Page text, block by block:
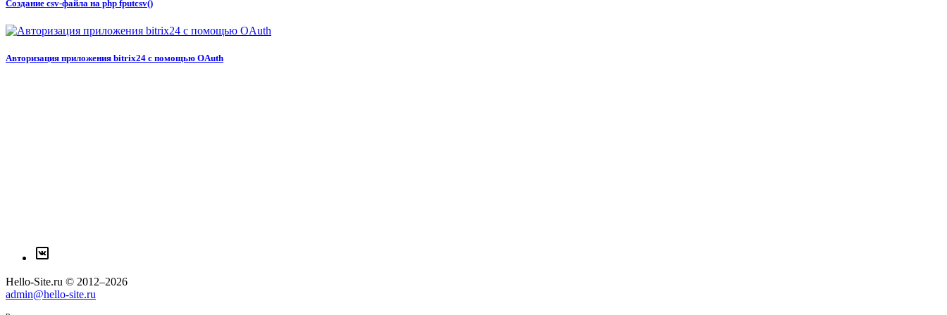
Создание csv-файла на php fputcsv()
Авторизация приложения bitrix24 с помощью OAuth
Hello-Site.ru © 2012–2026
admin@hello-site.ru